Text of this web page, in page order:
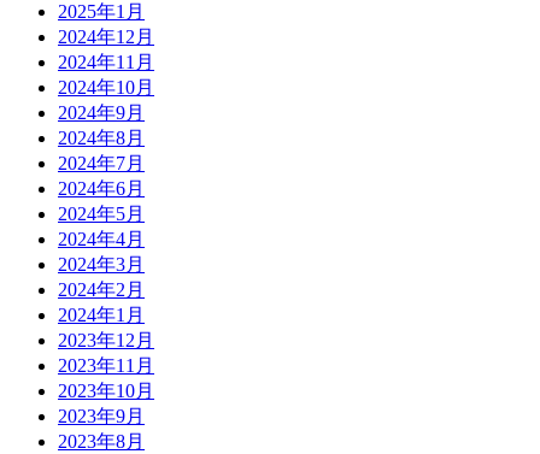
2025年1月
2024年12月
2024年11月
2024年10月
2024年9月
2024年8月
2024年7月
2024年6月
2024年5月
2024年4月
2024年3月
2024年2月
2024年1月
2023年12月
2023年11月
2023年10月
2023年9月
2023年8月